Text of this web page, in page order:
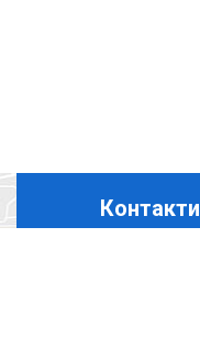
Контакти